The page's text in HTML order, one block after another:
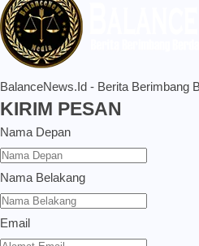
BalanceNews.Id - Berita Berimbang
KIRIM PESAN
Nama Depan
Nama Belakang
Email